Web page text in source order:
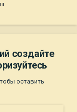
создайте
оставить